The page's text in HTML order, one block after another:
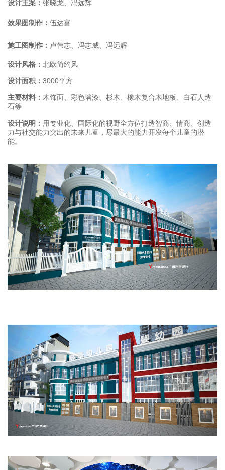
设计主案： 张晓龙、冯远辉
效果图制作： 伍达富
施工图制作： 卢伟志、冯志威、冯远辉
设计风格： 北欧简约风
设计面积： 3000平方
主要材料： 木饰面、彩色墙漆、杉木、橡木复合木地板、白石人造
石等
设计说明： 用专业化、国际化的视野全方位打造智商、情商、创造
力与社交能力突出的未来儿童，尽最大的能力开发每个儿童的潜
能。